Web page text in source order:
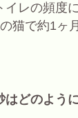
イレの頻度
猫で約1ヶ
はどのよう